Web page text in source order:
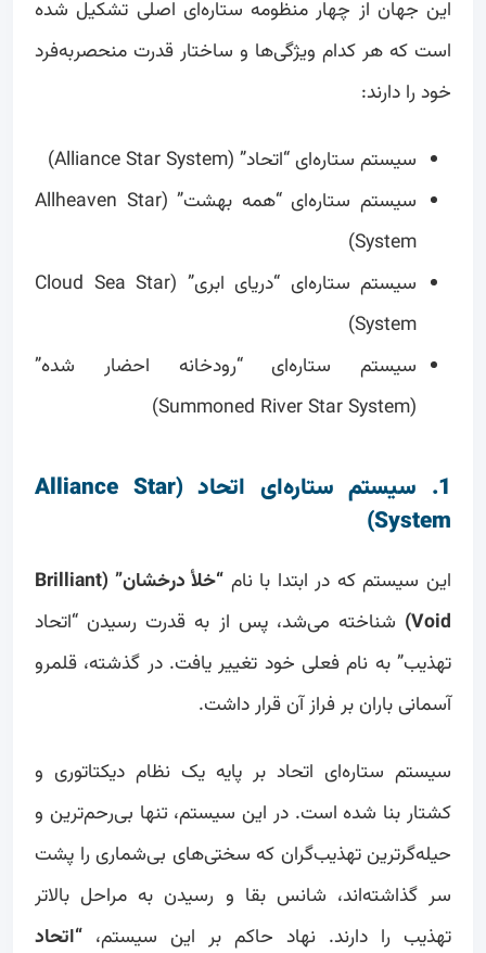
این جهان از چهار منظومه ستاره‌ای اصلی تشکیل شده
است که هر کدام ویژگی‌ها و ساختار قدرت منحصربه‌فرد
خود را دارند:
سیستم ستاره‌ای “اتحاد” (Alliance Star System)
سیستم ستاره‌ای “همه بهشت” (Allheaven Star
System)
سیستم ستاره‌ای “دریای ابری” (Cloud Sea Star
System)
سیستم ستاره‌ای “رودخانه احضار شده”
(Summoned River Star System)
1. سیستم ستاره‌ای اتحاد (Alliance Star
System)
این سیستم که در ابتدا با نام
“خلأ درخشان” (Brilliant
Void) شناخته می‌شد، پس از به قدرت رسیدن “اتحاد
تهذیب” به نام فعلی خود تغییر یافت. در گذشته، قلمرو
آسمانی باران بر فراز آن قرار داشت.
سیستم ستاره‌ای اتحاد بر پایه یک نظام دیکتاتوری و
کشتار بنا شده است. در این سیستم، تنها بی‌رحم‌ترین و
حیله‌گرترین تهذیب‌گران که سختی‌های بی‌شماری را پشت
سر گذاشته‌اند، شانس بقا و رسیدن به مراحل بالاتر
تهذیب را دارند. نهاد حاکم بر این سیستم، “اتحاد